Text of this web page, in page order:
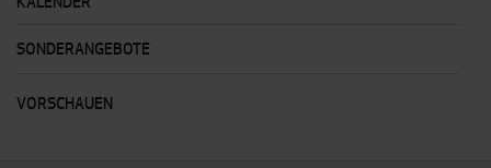
SONDERANGEBOTE
VORSCHAUEN